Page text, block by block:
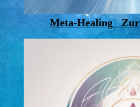
Meta-Healing